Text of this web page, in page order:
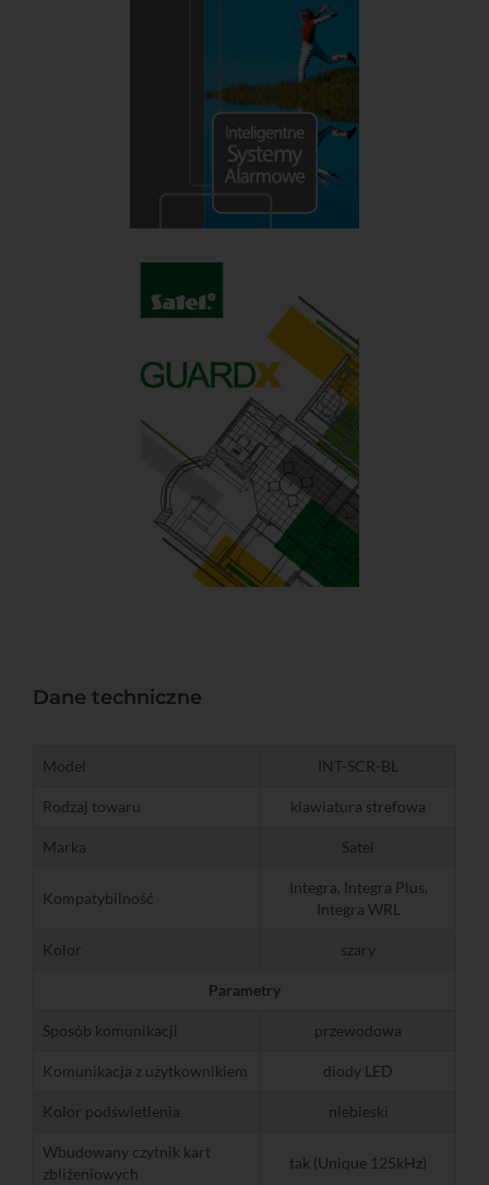
Dane techniczne
Model INT-SCR-BL
Rodzaj towaru klawiatura strefowa
Marka Satel
Kompatybilność
Integra, Integra Plus,
Integra WRL
Kolor szary
Parametry
Sposób komunikacji przewodowa
Komunikacja z użytkownikiem diody LED
Kolor podświetlenia niebieski
Wbudowany czytnik kart
zbliżeniowych
tak (Unique 125kHz)